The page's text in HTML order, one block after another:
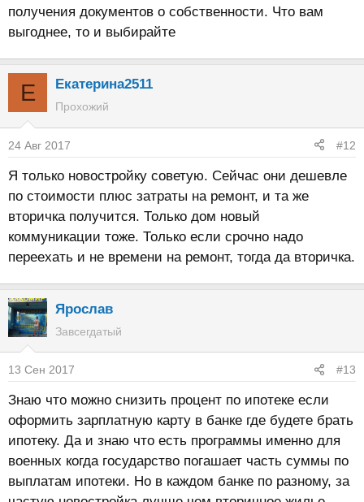
получения документов о собственности. Что вам
выгоднее, то и выбирайте
Е Екатерина2511
Прохожий
24 Авг 2017 #12
Я только новостройку советую. Сейчас они дешевле
по стоимости плюс затраты на ремонт, и та же
вторичка получится. Только дом новый
коммуникации тоже. Только если срочно надо
переехать и не времени на ремонт, тогда да вторичка.
Ярослав
Завсегдатый
13 Сен 2017 #13
Знаю что можно снизить процент по ипотеке если
оформить зарплатную карту в банке где будете брать
ипотеку. Да и знаю что есть программы именно для
военных когда государство погашает часть суммы по
выплатам ипотеки. Но в каждом банке по разному, за